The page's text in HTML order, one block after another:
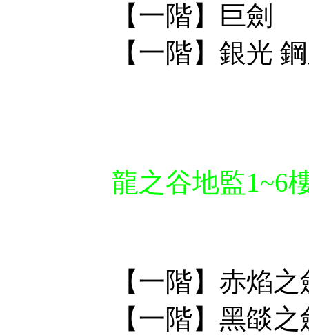
【一階】巨劍
【一階】銀光
龍之谷地監1~6
【一階】赤焰之
【一階】黑燄之